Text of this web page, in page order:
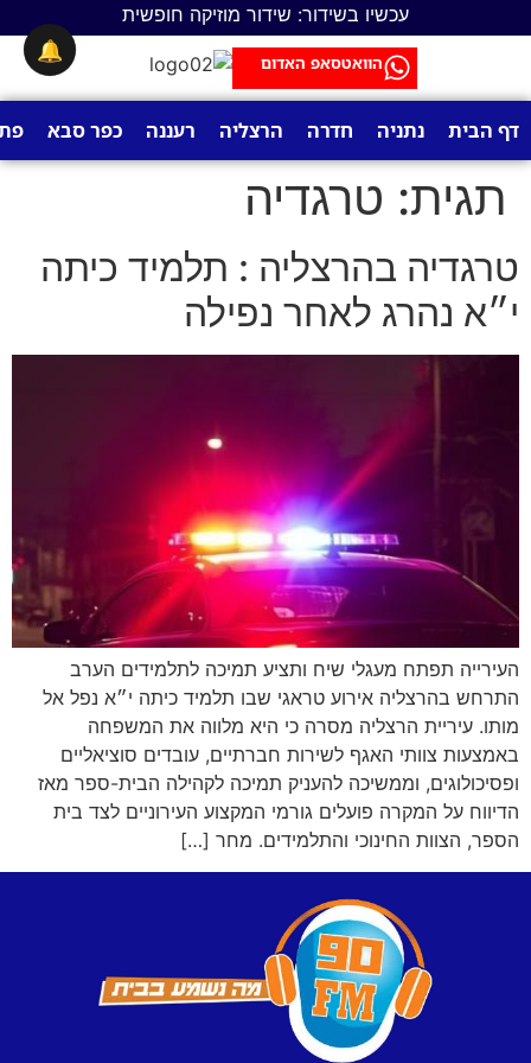
עכשיו בשידור: שידור מוזיקה חופשית
הוואטסאפ האדום
דף הבית נתניה חדרה הרצליה רעננה כפר סבא
תגית: טרגדיה
טרגדיה בהרצליה : תלמיד כיתה
י״א נהרג לאחר נפילה
העירייה תפתח מעגלי שיח ותציע תמיכה לתלמידים הערב
התרחש בהרצליה אירוע טראגי שבו תלמיד כיתה י״א נפל אל
מותו. עיריית הרצליה מסרה כי היא מלווה את המשפחה
באמצעות צוותי האגף לשירות חברתיים, עובדים סוציאליים
ופסיכולוגים, וממשיכה להעניק תמיכה לקהילה הבית-ספר מאז
הדיווח על המקרה פועלים גורמי המקצוע העירוניים לצד בית
הספר, הצוות החינוכי והתלמידים. מחר […]
🔔